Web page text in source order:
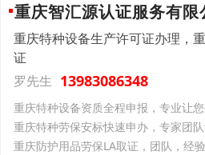
重庆智汇源认证服务有限
重庆特种设备生产许可证办理，
证
罗先生 13983086348
重庆特种设备资质全程申报，专业让
重庆特种劳保安标快速申办，专家团
重庆防护用品劳保LA取证，团队，经